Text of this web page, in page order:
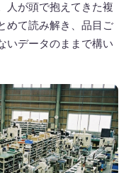
人が頭で抱えてきた複
めて読み解き、品目ご
いデータのままで構い